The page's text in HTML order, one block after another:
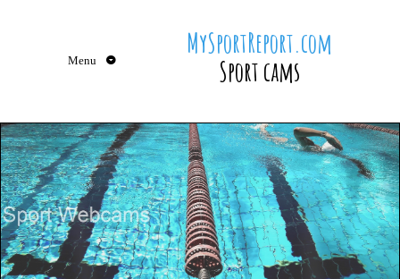
Menu
MySportReport.com
Sport cams